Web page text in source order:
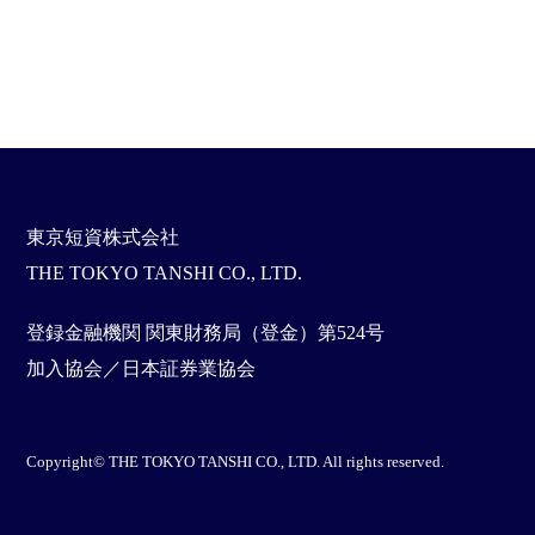
東京短資株式会社
THE TOKYO TANSHI CO., LTD.
登録金融機関 関東財務局（登金）第524号
加入協会／日本証券業協会
Copyright© THE TOKYO TANSHI CO., LTD. All rights reserved.